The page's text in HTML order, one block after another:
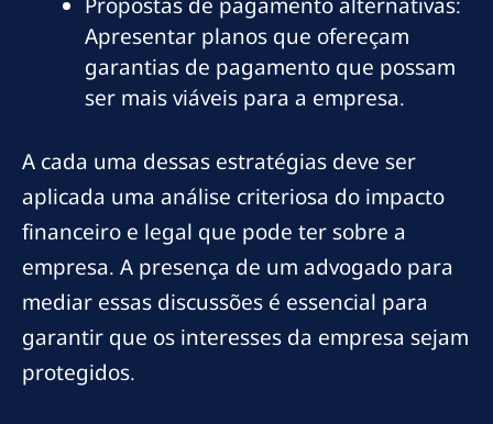
Apresentar planos que ofereçam
garantias de pagamento que possam
ser mais viáveis para a empresa.
A cada uma dessas estratégias deve ser
aplicada uma análise criteriosa do impacto
financeiro e legal que pode ter sobre a
empresa. A presença de um advogado para
mediar essas discussões é essencial para
garantir que os interesses da empresa sejam
protegidos.